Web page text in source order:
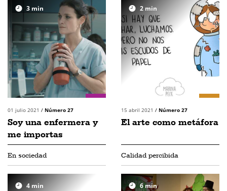
3 min
01 julio 2021 / Número 27
Soy una enfermera y
me importas
2 min
15 abril 2021 / Número 27
El arte como metáfora
En sociedad
4 min
Calidad percibida
6min